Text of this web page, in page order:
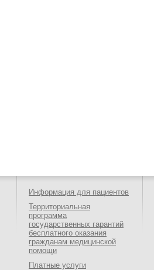
Информация для пациентов
Территориальная
программа
государственных гарантий
бесплатного оказания
гражданам медицинской
помощи
Платные услуги